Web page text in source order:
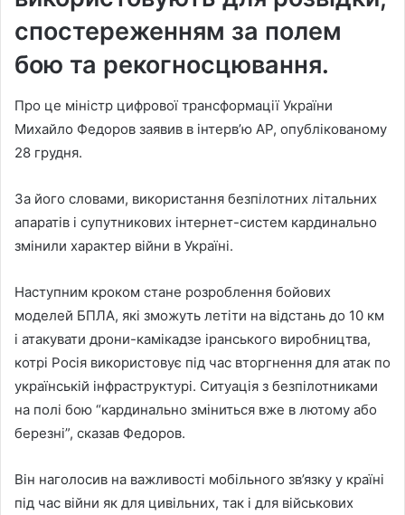
спостереженням за полем
бою та рекогносцювання.
Про це міністр цифрової трансформації України
Михайло Федоров заявив в інтерв’ю АР, опублікованому
28 грудня.
За його словами, використання безпілотних літальних
апаратів і супутникових інтернет-систем кардинально
змінили характер війни в Україні.
Наступним кроком стане розроблення бойових
моделей БПЛА, які зможуть летіти на відстань до 10 км
і атакувати дрони-камікадзе іранського виробництва,
котрі Росія використовує під час вторгнення для атак по
українській інфраструктурі. Ситуація з безпілотниками
на полі бою “кардинально зміниться вже в лютому або
березні”, сказав Федоров.
Він наголосив на важливості мобільного зв’язку у країні
під час війни як для цивільних, так і для військових